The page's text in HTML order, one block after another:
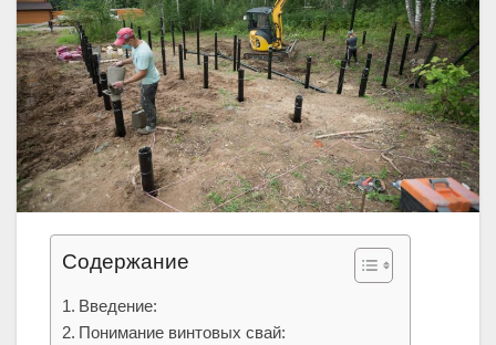
Содержание
Введение:
Понимание винтовых свай: